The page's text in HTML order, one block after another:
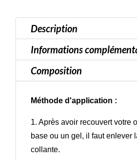
Color
-
8
ml
Description
Informations
Composition
Méthode d'application :
1. Après avoir recouvert votre
base ou un gel, il faut enlever
collante.